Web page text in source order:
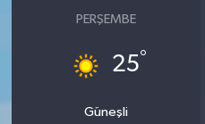
PERŞEMBE
25°
Güneşli